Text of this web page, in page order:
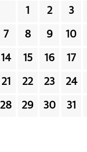
1 2 3
7 8 9 10
14 15 16 17
21 22 23 24
28 29 30 31